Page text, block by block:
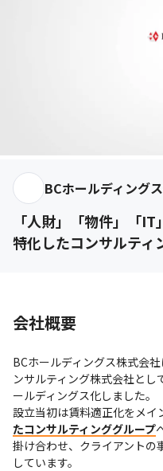
BCホールディング
「人財」「物件」「
特化したコンサルティ
会社概要
BCホールディングス株式会
ンサルティング株式会社と
ールディングス化しました。
設立当初は賃料適正化をメイ
たコンサルティンググループ
掛け合わせ、クライアントの
しています。